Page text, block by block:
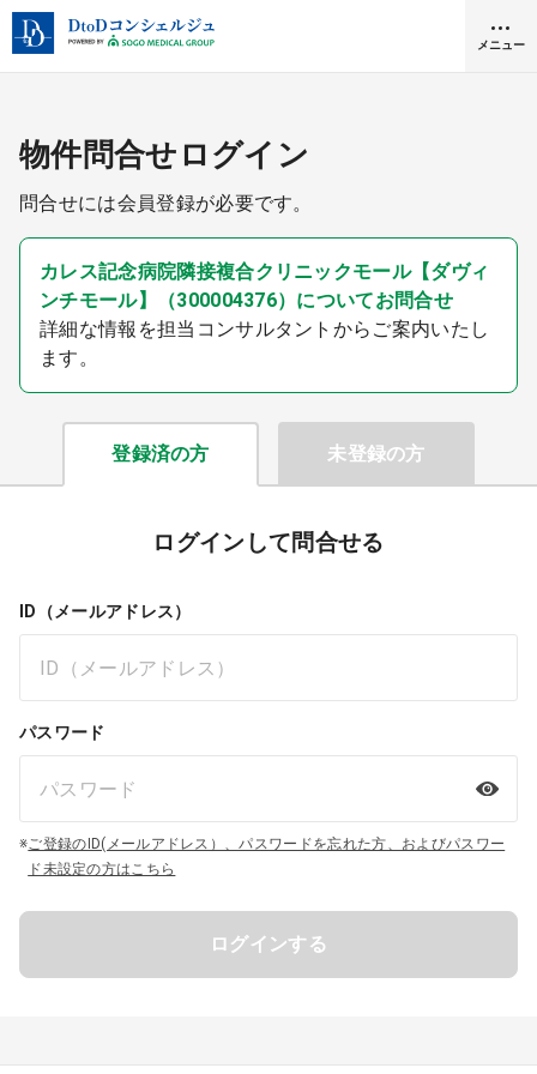
メニュー
クリニック開業
DtoDとは
お問合せ
医院の譲渡・売却をお考えの方
採用をお考えの医療機関の方
物件問合せログイン
問合せには会員登録が必要です。
カレス記念病院隣接複合クリニックモール【ダヴィ
ンチモール】（300004376）についてお問合せ
詳細な情報を担当コンサルタントからご案内いたし
ます。
登録済の方 未登録の方
ログインして問合せる
ID（メールアドレス）
パスワード
※ご登録のID(メールアドレス）、パスワードを忘れた方、およびパスワー
ド未設定の方はこちら
ログインする